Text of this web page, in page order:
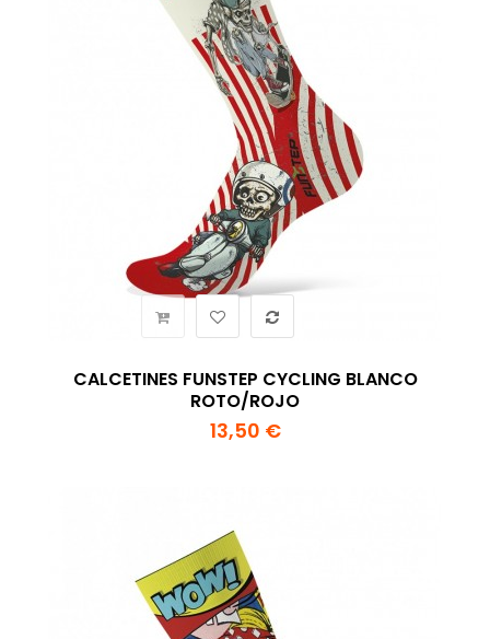
CALCETINES FUNSTEP CYCLING BLANCO
ROTO/ROJO
13,50 €